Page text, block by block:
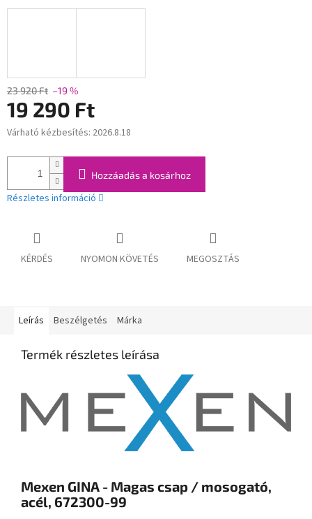
23 920 Ft –19 %
19 290 Ft
Egységár:
Várható kézbesítés: 2026.8.18
Hozzáadás a kosárhoz
Részletes információ
KÉRDÉS NYOMON KÖVETÉS MEGOSZTÁS
Leírás Beszélgetés Márka
Termék részletes leírása
Mexen GINA - Magas csap / mosogató,
acél, 672300-99